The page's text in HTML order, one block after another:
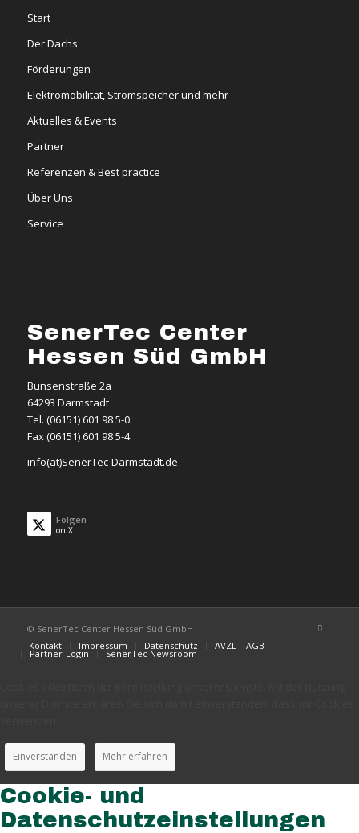
Start
Der Dachs
Förderungen
Elektromobilität, Stromspeicher und mehr
Aktuelles & Events
Partner
Referenzen & Best practice
Über Uns
Service
SenerTec Center
Hessen Süd GmbH
Bunsenstraße 2a
64293 Darmstadt
Tel. (06151) 601 98 5-0
Fax (06151) 601 98 5-4
info(at)SenerTec-Darmstadt.de
Folgen
on X
© SenerTec Center Hessen Süd GmbH
Kontakt
Impressum Datenschutz AVZL – AGB
Partner-Login SenerTec Newsroom
Einverstanden Mehr erfahren
Cookie- und
Datenschutzeinstellungen